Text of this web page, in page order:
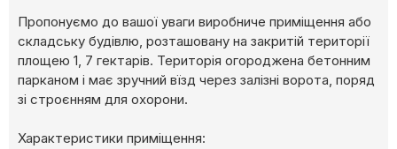
Пропонуємо до вашої уваги виробниче приміщення або
складську будівлю, розташовану на закритій території
площею 1, 7 гектарів. Територія огороджена бетонним
парканом і має зручний вїзд через залізні ворота, поряд
зі строєнням для охорони.
Характеристики приміщення: